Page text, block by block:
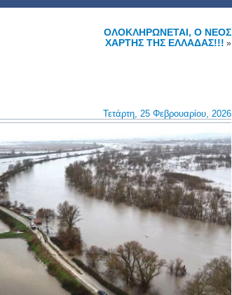
ΟΛΟΚΛΗΡΩΝΕΤΑΙ, Ο ΝΕΟΣ
ΧΑΡΤΗΣ ΤΗΣ ΕΛΛΑΔΑΣ!!! »
Τετάρτη, 25 Φεβρουαρίου, 2026